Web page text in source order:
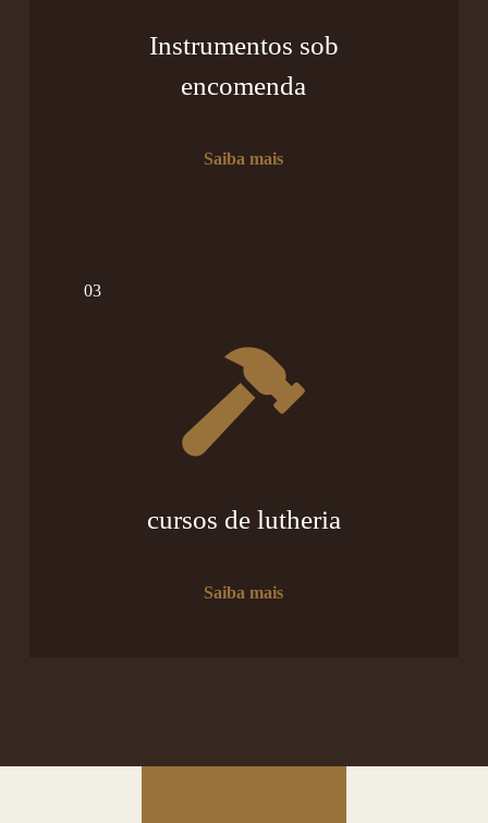
Instrumentos sob
encomenda
Saiba mais
03
cursos de lutheria
Saiba mais